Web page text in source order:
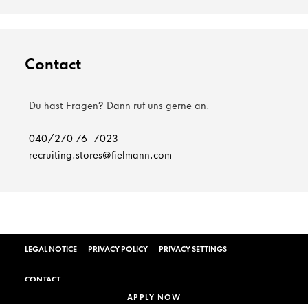
APPLY NOW
Contact
Du hast Fragen? Dann ruf uns gerne an.
040/270 76-7023
recruiting.stores@fielmann.com
LEGAL NOTICE PRIVACY POLICY PRIVACY SETTINGS
CONTACT